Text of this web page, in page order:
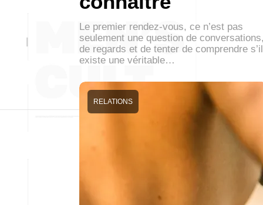
Le premier rendez-vous, ce n’est pas
seulement une question de
de regards et de tenter de comprendre s’il
existe une véritable…
RELATIONS